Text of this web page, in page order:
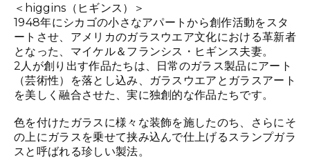
＜higgins（ヒギンス）＞
1948年にシカゴの小さなアパートから創作活動をスタ
ートさせ、アメリカのガラスウエア文化における革新者
となった、マイケル＆フランシス・ヒギンス夫妻。
2人が創り出す作品たちは、日常のガラス製品にアート
（芸術性）を落とし込み、ガラスウエアとガラスアート
を美しく融合させた、実に独創的な作品たちです。
色を付けたガラスに様々な装飾を施したのち、さらにそ
の上にガラスを乗せて挟み込んで仕上げるスランプガラ
スと呼ばれる珍しい製法。